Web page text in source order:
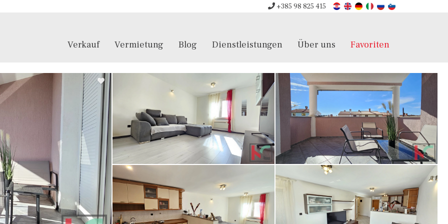
+385 98 825 415
Verkauf Vermietung Blog Dienstleistungen Über uns Favoriten